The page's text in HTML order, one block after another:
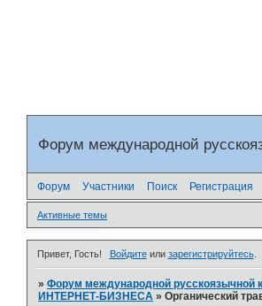
Форум международной
Форум Участники Поиск Регистрация
Активные темы
Привет, Гость! Войдитеили зарегистрируйтесь.
»Форум международной русскоязычной
ИНТЕРНЕТ-БИЗНЕСА »Органический